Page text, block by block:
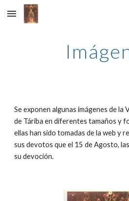
Skip to main content
Se exponen algunas imágenes de la
de Táriba en diferentes tamaños y
ellas han sido tomadas de la web y
sus devotos que el 15 de Agosto,
su devoción.